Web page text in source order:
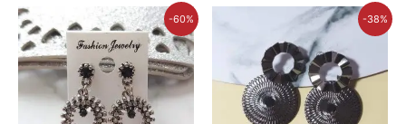
-60%
inițial
a
fost:
72,00 lei.
Prețul
curent
este:
29,00 lei.
-38%
fost:
45,00 lei.
Prețul
curent
este:
28,00 lei.